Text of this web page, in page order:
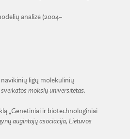
analizė (2004–
navikinių ligų molekulinių
mokslų universitetas.
„Genetiniai ir biotechnologiniai
augintojų asociacija, Lietuvos